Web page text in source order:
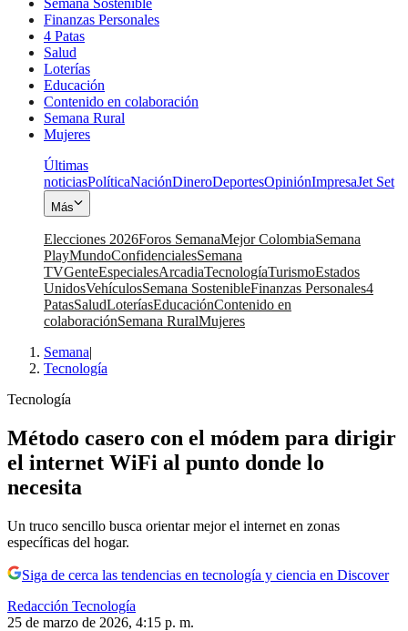
Finanzas Personales
4 Patas
Salud
Loterías
Educación
Contenido en colaboración
Semana Rural
Mujeres
Últimas
noticiasPolíticaNaciónDineroDeportesOpiniónImpresaJet Set
Más
Elecciones 2026Foros SemanaMejor ColombiaSemana
PlayMundoConfidencialesSemana
TVGenteEspecialesArcadiaTecnologíaTurismoEstados
UnidosVehículosSemana SostenibleFinanzas Personales4
PatasSaludLoteríasEducaciónContenido en
colaboraciónSemana RuralMujeres
Semana|
Tecnología
Tecnología
Método casero con el módem para dirigir
el internet WiFi al punto donde lo
necesita
Un truco sencillo busca orientar mejor el internet en zonas
específicas del hogar.
Siga de cerca las tendencias en tecnología y ciencia en Discover
Redacción Tecnología
25 de marzo de 2026, 4:15 p. m.